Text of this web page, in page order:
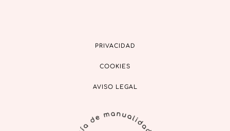
PRIVACIDAD
COOKIES
AVISO LEGAL